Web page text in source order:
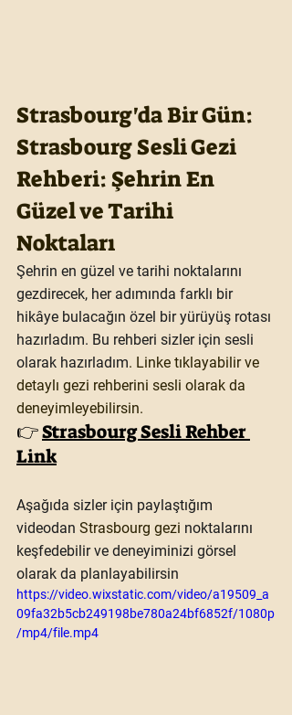
Strasbourg'da Bir Gün:
Strasbourg Sesli Gezi
Rehberi: Şehrin En
Güzel ve Tarihi
Noktaları
Şehrin en güzel ve tarihi noktalarını
gezdirecek, her adımında farklı bir
hikâye bulacağın özel bir yürüyüş rotası
hazırladım. Bu rehberi sizler için sesli
olarak hazırladım. Linke tıklayabilir ve
detaylı gezi rehberini sesli olarak da
deneyimleyebilirsin.
👉 Strasbourg Sesli Rehber
Link
Aşağıda sizler için paylaştığım
videodan Strasbourg gezi noktalarını
keşfedebilir ve deneyiminizi görsel
olarak da planlayabilirsin
https://video.wixstatic.com/video/a19509_a
09fa32b5cb249198be780a24bf6852f/1080p
/mp4/file.mp4